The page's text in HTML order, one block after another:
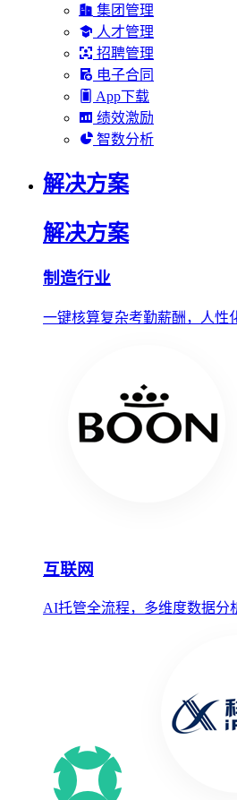
集团管理
人才管理
招聘管理
电子合同
App下载
绩效激励
智数分析
解决方案
解决方案
制造行业
一键核算复杂考勤薪酬，人性
互联网
AI托管全流程，多维度数据分